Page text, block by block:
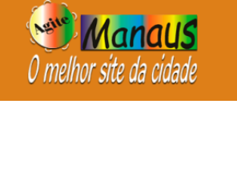
conteúdo